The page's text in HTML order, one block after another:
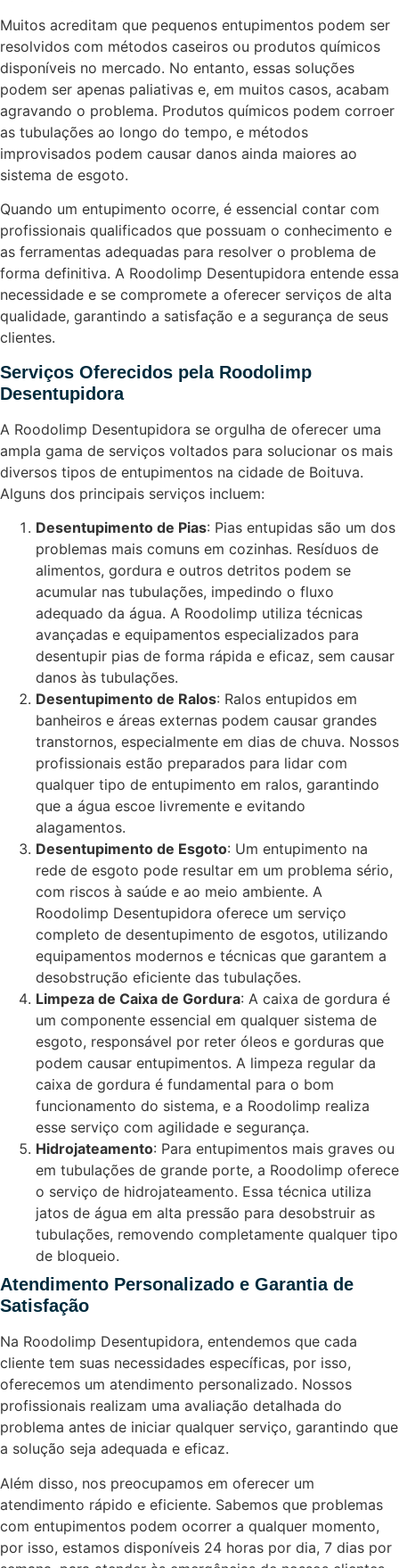
Muitos acreditam que pequenos entupimentos podem ser
resolvidos com métodos caseiros ou produtos químicos
disponíveis no mercado. No entanto, essas soluções
podem ser apenas paliativas e, em muitos casos, acabam
agravando o problema. Produtos químicos podem corroer
as tubulações ao longo do tempo, e métodos
improvisados podem causar danos ainda maiores ao
sistema de esgoto.
Quando um entupimento ocorre, é essencial contar com
profissionais qualificados que possuam o conhecimento e
as ferramentas adequadas para resolver o problema de
forma definitiva. A Roodolimp Desentupidora entende essa
necessidade e se compromete a oferecer serviços de alta
qualidade, garantindo a satisfação e a segurança de seus
clientes.
Serviços Oferecidos pela Roodolimp
Desentupidora
A Roodolimp Desentupidora se orgulha de oferecer uma
ampla gama de serviços voltados para solucionar os mais
diversos tipos de entupimentos na cidade de Boituva.
Alguns dos principais serviços incluem:
Desentupimento de Pias: Pias entupidas são um dos
problemas mais comuns em cozinhas. Resíduos de
alimentos, gordura e outros detritos podem se
acumular nas tubulações, impedindo o fluxo
adequado da água. A Roodolimp utiliza técnicas
avançadas e equipamentos especializados para
desentupir pias de forma rápida e eficaz, sem causar
danos às tubulações.
Desentupimento de Ralos: Ralos entupidos em
banheiros e áreas externas podem causar grandes
transtornos, especialmente em dias de chuva. Nossos
profissionais estão preparados para lidar com
qualquer tipo de entupimento em ralos, garantindo
que a água escoe livremente e evitando
alagamentos.
Desentupimento de Esgoto: Um entupimento na
rede de esgoto pode resultar em um problema sério,
com riscos à saúde e ao meio ambiente. A
Roodolimp Desentupidora oferece um serviço
completo de desentupimento de esgotos, utilizando
equipamentos modernos e técnicas que garantem a
desobstrução eficiente das tubulações.
Limpeza de Caixa de Gordura: A caixa de gordura é
um componente essencial em qualquer sistema de
esgoto, responsável por reter óleos e gorduras que
podem causar entupimentos. A limpeza regular da
caixa de gordura é fundamental para o bom
funcionamento do sistema, e a Roodolimp realiza
esse serviço com agilidade e segurança.
Hidrojateamento: Para entupimentos mais graves ou
em tubulações de grande porte, a Roodolimp oferece
o serviço de hidrojateamento. Essa técnica utiliza
jatos de água em alta pressão para desobstruir as
tubulações, removendo completamente qualquer tipo
de bloqueio.
Atendimento Personalizado e Garantia de
Satisfação
Na Roodolimp Desentupidora, entendemos que cada
cliente tem suas necessidades específicas, por isso,
oferecemos um atendimento personalizado. Nossos
profissionais realizam uma avaliação detalhada do
problema antes de iniciar qualquer serviço, garantindo que
a solução seja adequada e eficaz.
Além disso, nos preocupamos em oferecer um
atendimento rápido e eficiente. Sabemos que problemas
com entupimentos podem ocorrer a qualquer momento,
por isso, estamos disponíveis 24 horas por dia, 7 dias por